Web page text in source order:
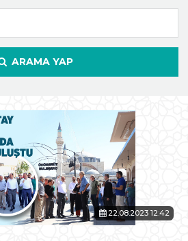
ARAMA YAP
22.08.2023 12:42